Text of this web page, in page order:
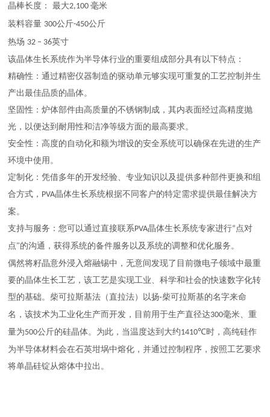
晶棒长度：
最大2,100毫米
装料容量 300公斤-450公斤
热场 32 – 36英寸
该晶体生长系统作为半导体行业的重要组成部分具有以下特点：
精确性：通过精密仪器制造的驱动单元够实现可重复的工艺控制并生
产出最佳品质的晶体。
坚固性：炉体部件由高质量的不锈钢制成，其内表面经过高精度抛
光，以便达到耐用性和洁净等级方面的最高要求。
安全性：高度的自动化和额为增设的安全系统可以确保在先进的生产
环境中使用。
定制化：凭借多年的开发经验、专业知识以及提供多种部件更换和组
合方式， PVA晶体生长系统根据不同客户的特定需求提供最佳解决方
案。
支持与服务：您可以通过直接联系 PVA晶体生长系统专家进行“ 点对
点"的沟通，获得系统的备件服务以及系统的调整和优化服务。
偶然将籽晶意外浸入熔融锡中，无意间发现了目前微电子领域中最重
要的晶体生长工艺，该工艺是实现工业、科学和社会的快速数字化转
型的基础。柴可拉斯基法（直拉法）以扬·柴可拉斯基的名字来命
名，该技术为工业化生产而开发，目前用于生产直径达300毫米、重
量为500公斤的硅晶体。为此，当温度达到大约1410℃时，高纯硅作
为半导体材料会在石英坩埚中熔化，并通过控制程序，按照工艺要求
将单晶硅锭从熔体中拉出。